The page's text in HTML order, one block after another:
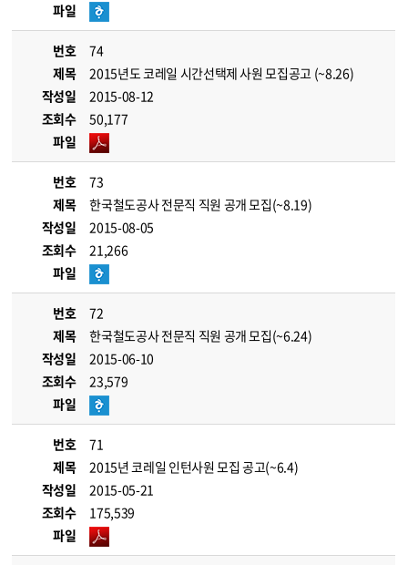
파일
번호
74
제목
2015년도 코레일 시간선택제 사원 모집공고 (~8.26)
작성일
2015-08-12
조회수
50,177
파일
번호
73
제목
한국철도공사 전문직 직원 공개 모집(~8.19)
작성일
2015-08-05
조회수
21,266
파일
번호
72
제목
한국철도공사 전문직 직원 공개 모집(~6.24)
작성일
2015-06-10
조회수
23,579
파일
번호
71
제목
2015년 코레일 인턴사원 모집 공고(~6.4)
작성일
2015-05-21
조회수
175,539
파일